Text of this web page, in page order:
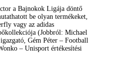
a Bajnokok Ligája döntő
be olyan termékeket,
vagy az adidas
(Jobbról: Michael
Gém Péter – Football
– Unisport értékesítési